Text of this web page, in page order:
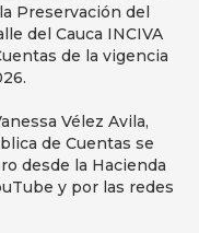
Preservación del
del Cauca INCIVA
de la vigencia
Vélez Avila,
de Cuentas se
desde la Hacienda
y por las redes